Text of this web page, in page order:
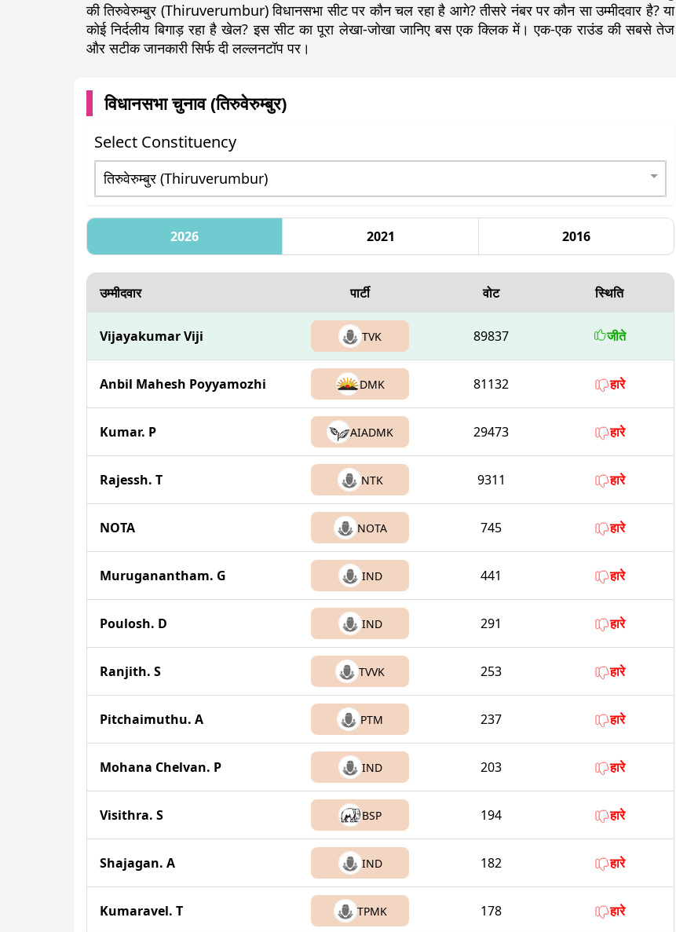
की तिरुवेरुम्बुर (Thiruverumbur) विधानसभा सीट पर कौन चल रहा है आगे? तीसरे नंबर पर कौन सा उम्मीदवार है? या
कोई निर्दलीय बिगाड़ रहा है खेल? इस सीट का पूरा लेखा-जोखा जानिए बस एक क्लिक में। एक-एक राउंड की सबसे तेज
और सटीक जानकारी सिर्फ दी लल्लनटॉप पर।
विधानसभा चुनाव (तिरुवेरुम्बुर)
Select Constituency
2026 2021 2016
उम्मीदवार पार्टी वोट स्थिति
Vijayakumar Viji TVK 89837 जीते
Anbil Mahesh Poyyamozhi DMK 81132 हारे
Kumar. P AIADMK 29473 हारे
Rajessh. T NTK 9311 हारे
NOTA NOTA 745 हारे
Muruganantham. G IND 441 हारे
Poulosh. D IND 291 हारे
Ranjith. S TVVK 253 हारे
Pitchaimuthu. A PTM 237 हारे
Mohana Chelvan. P IND 203 हारे
Visithra. S BSP 194 हारे
Shajagan. A IND 182 हारे
Kumaravel. T TPMK 178 हारे